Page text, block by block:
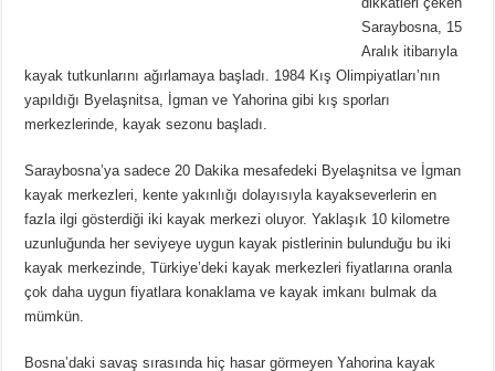
Saraybosna, 15
Aralık itibarıyla
kayak tutkunlarını ağırlamaya başladı. 1984 Kış Olimpiyatları’nın
yapıldığı Byelaşnitsa, İgman ve Yahorina gibi kış sporları
merkezlerinde, kayak sezonu başladı.
Saraybosna’ya sadece 20 Dakika mesafedeki Byelaşnitsa ve İgman
kayak merkezleri, kente yakınlığı dolayısıyla kayakseverlerin en
fazla ilgi gösterdiği iki kayak merkezi oluyor. Yaklaşık 10 kilometre
uzunluğunda her seviyeye uygun kayak pistlerinin bulunduğu bu iki
kayak merkezinde, Türkiye’deki kayak merkezleri fiyatlarına oranla
çok daha uygun fiyatlara konaklama ve kayak imkanı bulmak da
mümkün.
Bosna’daki savaş sırasında hiç hasar görmeyen Yahorina kayak